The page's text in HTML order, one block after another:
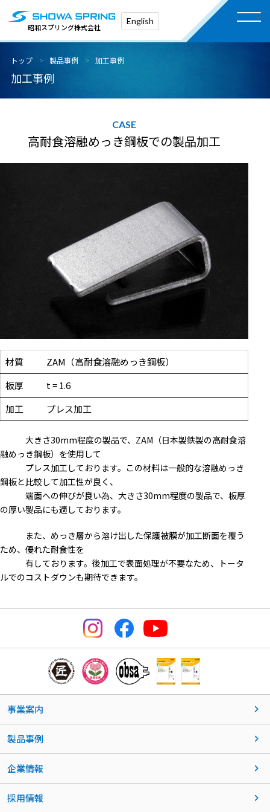
昭和スプリング株式会社
English
トップ 製品事例 加工事例
加工事例
高耐食溶融めっき鋼板での製品加工
材質
ZAM（高耐食溶融めっき鋼板）
板厚
t = 1.6
加工
プレス加工
大きさ30mm程度の製品で、ZAM（日本製鉄製の高耐食溶
融めっき鋼板）を使用して
プレス加工しております。この材料は一般的な溶融めっき
鋼板と比較して加工性が良く、
端面への伸びが良い為、大きさ30mm程度の製品で、板厚
の厚い製品にも適しております。
また、めっき層から溶け出した保護被膜が加工断面を覆う
ため、優れた耐食性を
有しております。後加工で表面処理が不要なため、トータ
ルでのコストダウンも期待できます。
事業案内
製品事例
企業情報
採用情報